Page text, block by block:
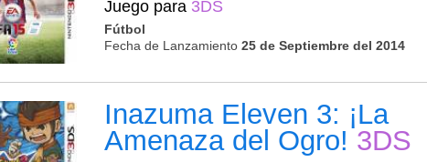
Juego para 3DS
Fútbol
Fecha de Lanzamiento25 de Septiembre del 2014
Inazuma Eleven 3: ¡La
Amenaza del Ogro! 3DS